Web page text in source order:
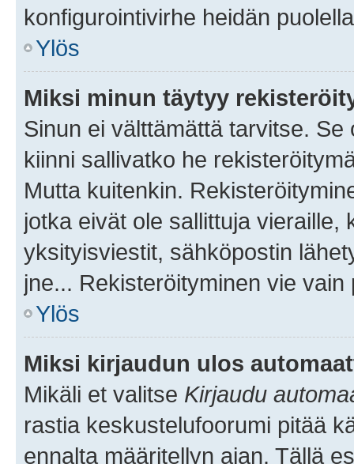
konfigurointivirhe heidän
Ylös
Miksi minun täytyy
Sinun ei välttämättä tarvitse.
kiinni sallivatko he
Mutta kuitenkin.
jotka eivät ole sallittuja vieraille,
yksityisviestit, sähköpostin
jne... Rekisteröityminen vie
Ylös
Miksi kirjaudun ulos
Mikäli et valitse Kirjaudu
rastia keskustelufoorumi pitää
ennalta määritellyn ajan. Tällä